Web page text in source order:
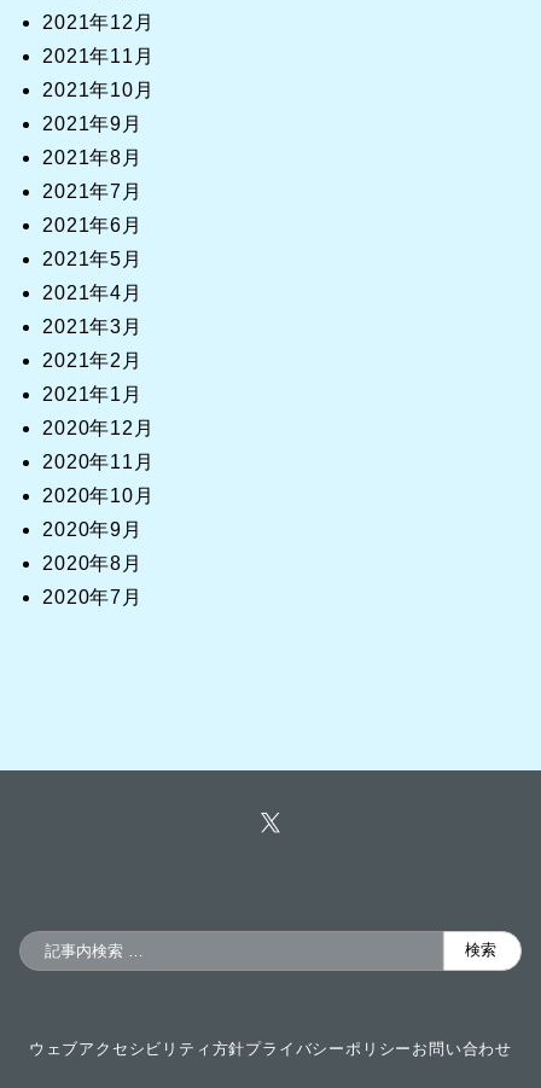
2021年12月
2021年11月
2021年10月
2021年9月
2021年8月
2021年7月
2021年6月
2021年5月
2021年4月
2021年3月
2021年2月
2021年1月
2020年12月
2020年11月
2020年10月
2020年9月
2020年8月
2020年7月
検
検索
ウェブアクセシビリティ方針プライバシーポリシー お問い合わせ